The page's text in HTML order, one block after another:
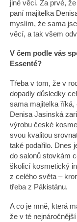
jiné věci. Za prvé,
paní majitelka
myslím, že sama
věcí, a tak všem
V čem podle vás
Essenté?
Třeba v tom, že v
dopadly důsledky
sama majitelka
Denisa Jasinská
výrobu české
svou kvalitou
také podařilo. Dnes
do salonů stovkám
školicí kosmetický
z celého světa –
třeba z Pákistánu.
A co je mně, která
že v té
D
o
p
r
u
u
j
e
m
e
ESSENTÉ
JEMNÁ
ČISTICÍ
PĚNA
Kč